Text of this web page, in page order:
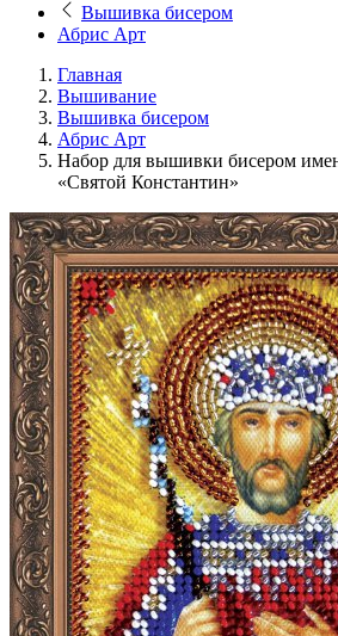
Вышивка бисером
Абрис Арт
Главная
Вышивание
Вышивка бисером
Абрис Арт
Набор для вышивки бисером
«Святой Константин»